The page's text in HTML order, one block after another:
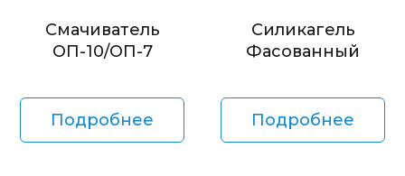
Смачиватель
ОП-10/ОП-7
Подробнее
Силикагель
Фасованный
Подробнее